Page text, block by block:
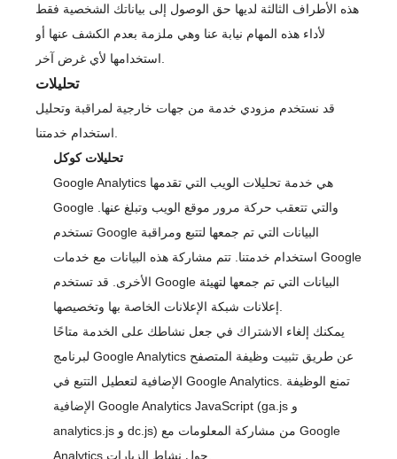
هذه الأطراف الثالثة لديها حق الوصول إلى بياناتك الشخصية فقط
لأداء هذه المهام نيابة عنا وهي ملزمة بعدم الكشف عنها أو
تحليلات
قد نستخدم مزودي خدمة من جهات خارجية لمراقبة وتحليل
تحليلات كوكل
Google Analytics هي خدمة تحليلات الويب التي تقدمها
Google والتي تتعقب حركة مرور موقع الويب وتبلغ عنها.
تستخدم Google البيانات التي تم جمعها لتتبع ومراقبة
استخدام خدمتنا. تتم مشاركة هذه البيانات مع خدمات Google
الأخرى. قد تستخدم Google البيانات التي تم جمعها لتهيئة
يمكنك إلغاء الاشتراك في جعل نشاطك على الخدمة متاحًا
لبرنامج Google Analytics عن طريق تثبيت وظيفة المتصفح
الإضافية لتعطيل التتبع في Google Analytics. تمنع الوظيفة
الإضافية Google Analytics JavaScript (ga.js و
analytics.js و dc.js) من مشاركة المعلومات مع Google